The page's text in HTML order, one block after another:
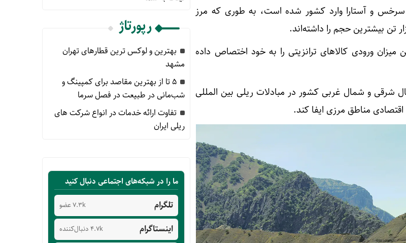
سرخس و آستارا وارد کشور شده است، به طوری که مرز
با تنها ۱۵ تن، کمترین میزان ورودی کالاهای ترانزیتی را به خود اختصاص داده
شرقی و شمال غربی کشور در مبادلات ریلی بین المللی
مناطق مرزی ایفا کند.
رپورتاژ
بهترین و لوکس ترین قطارهای تهران
مشهد
۵ تا از بهترین مقاصد برای کمپینگ و
شب‌مانی در طبیعت در فصل سرما
تفاوت ارائه خدمات در انواع شرکت های
ریلی ایران
ما را در شبکه‌های اجتماعی دنبال کنید
تلگرام 7.3k عضو
اینستاگرام 4.7k دنبال‌کننده